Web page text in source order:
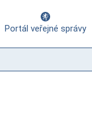
Portál veřejné správy